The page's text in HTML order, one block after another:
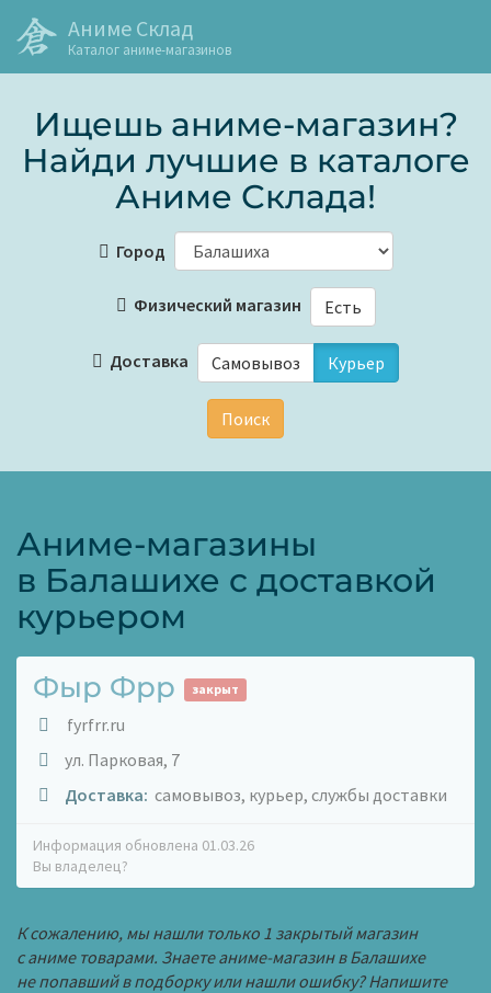
Аниме Склад
Каталог аниме-магазинов
Ищешь аниме-магазин?
Найди лучшие в каталоге
Аниме Склада!
Город
Физический магазин Есть
Доставка Самовывоз Курьер
Поиск
Аниме-магазины
в Балашихе c доставкой
курьером
Фыр Фрр закрыт
fyrfrr.ru
ул. Парковая, 7
Доставка: самовывоз, курьер, службы доставки
Информация обновлена 01.03.26
Вы владелец?
К сожалению, мы нашли только 1 закрытый магазин
с аниме товарами. Знаете аниме-магазин в Балашихе
не попавший в подборку или нашли ошибку? Напишите